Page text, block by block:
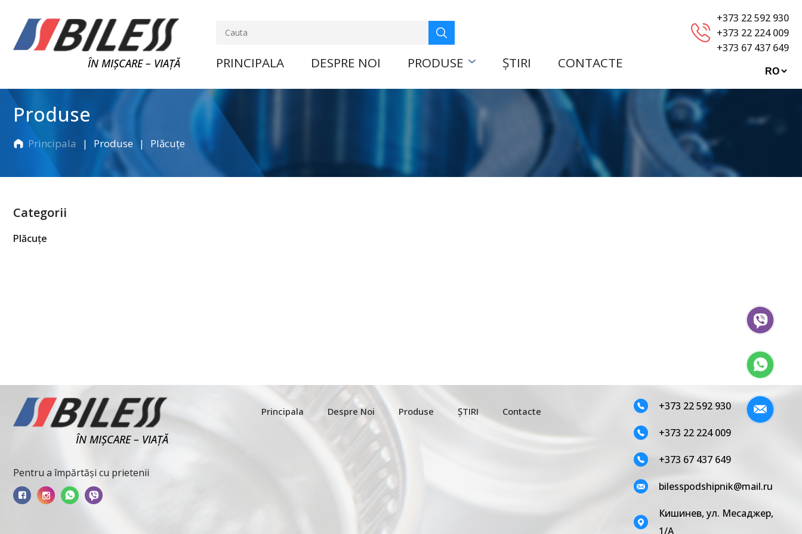
ÎN MIȘCARE – VIAȚĂ PRINCIPALA DESPRE NOI PRODUSE ȘTIRI CONTACTE
+373 22 592 930
+373 22 224 009
+373 67 437 649
Produse
Principala Produse Plăcuțe
Categorii
Plăcuțe
ÎN MIȘCARE – VIAȚĂ
Pentru a împărtăși cu prietenii
Principala Despre Noi Produse ȘTIRI Contacte +373 22 592 930
+373 22 224 009
+373 67 437 649
bilesspodshipnik@mail.ru
Кишинев, ул. Месаджер,
1/A